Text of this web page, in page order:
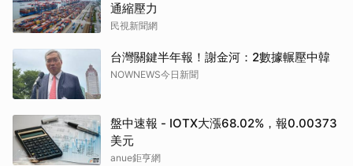
通縮壓力
民視新聞網
台灣關鍵半年報！謝金河：2數據輾壓中韓
NOWNEWS今日新聞
盤中速報 - IOTX大漲68.02%，報0.00373
美元
anue鉅亨網